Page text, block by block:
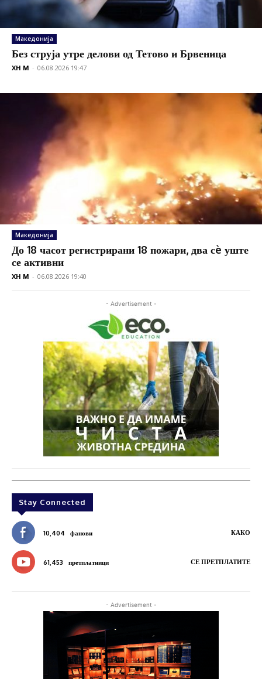
Македонија
Без струја утре делови од Тетово и Брвеница
XH M - 06.08.2026 19:47
Македонија
До 18 часот регистрирани 18 пожари, два сè уште
се активни
XH M - 06.08.2026 19:40
- Advertisement -
Stay Connected
10,404 фанови КАКО
61,453 претплатници СЕ ПРЕТПЛАТИТЕ
- Advertisement -